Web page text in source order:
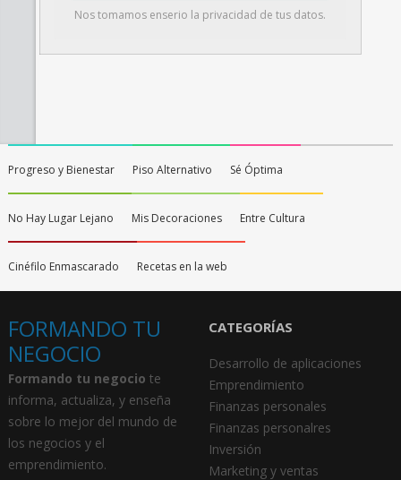
Nos tomamos enserio la privacidad de tus datos.
Progreso y Bienestar Piso Alternativo Sé Óptima
No Hay Lugar Lejano Mis Decoraciones Entre Cultura
Cinéfilo Enmascarado Recetas en la web
FORMANDO TU
NEGOCIO
Formando tu negocio te
informa, actualiza, y enseña
sobre lo mejor del mundo de
los negocios y el
emprendimiento.
CATEGORÍAS
Desarrollo de aplicaciones
Emprendimiento
Finanzas personales
Finanzas personalres
Inversión
Marketing y ventas